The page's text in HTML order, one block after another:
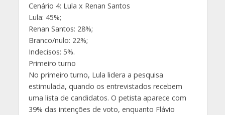
Cenário 4: Lula x Renan Santos
Lula: 45%;
Renan Santos: 28%;
Branco/nulo: 22%;
Indecisos: 5%.
Primeiro turno
No primeiro turno, Lula lidera a pesquisa
estimulada, quando os entrevistados recebem
uma lista de candidatos. O petista aparece com
39% das intenções de voto, enquanto Flávio